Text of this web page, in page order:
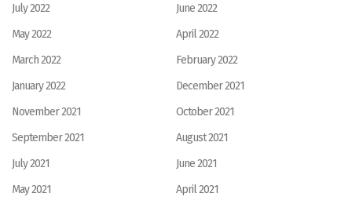
July 2022
June 2022
May 2022
April 2022
March 2022
February 2022
January 2022
December 2021
November 2021
October 2021
September 2021
August 2021
July 2021
June 2021
May 2021
April 2021